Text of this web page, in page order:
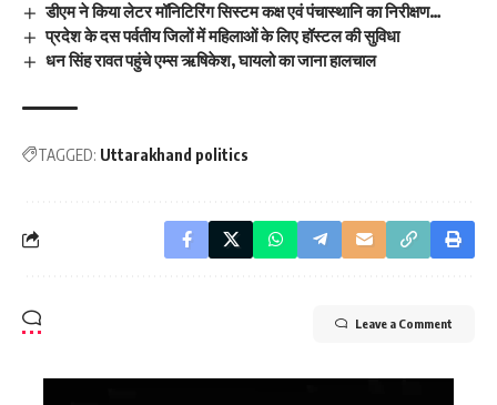
डीएम ने किया लेटर मॉनिटिरिंग सिस्टम कक्ष एवं पंचास्थानि का निरीक्षण…
प्रदेश के दस पर्वतीय जिलों में महिलाओं के लिए हॉस्टल की सुविधा
धन सिंह रावत पहुंचे एम्स ऋषिकेश, घायलो का जाना हालचाल
TAGGED: Uttarakhand politics
Leave a Comment